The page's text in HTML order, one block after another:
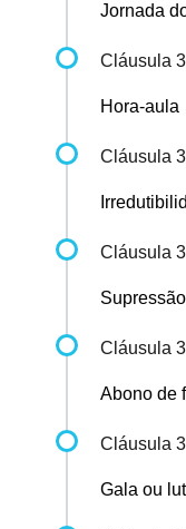
Jornada
Cláusula
Hora-aula
Cláusula
Cláusula
Cláusula
Abono de
Cláusula
Gala ou